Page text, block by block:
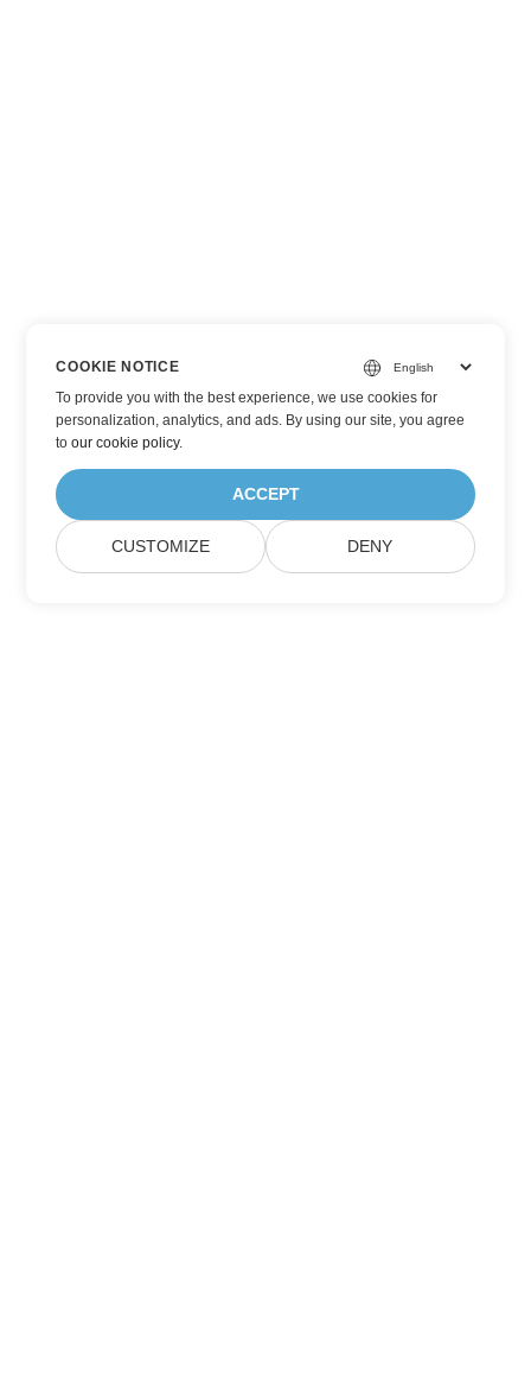
COOKIE NOTICE
To provide you with the best experience, we use cookies for
personalization, analytics, and ads. By using our site, you agree
toour cookie policy.
ACCEPT
CUSTOMIZE DENY